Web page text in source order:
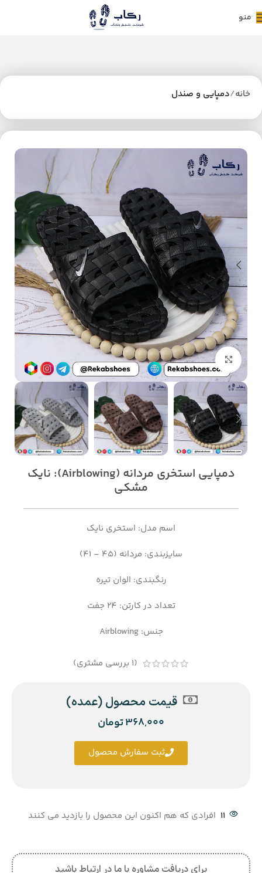
منو
خانه دمپایی و صندل
11 افرادی که هم اکنون این محصول را بازدید می کنند
برای دریافت مشاوره با ما در ارتباط باشید
دمپایی استخری مردانه (Airblowing): نایک
مشکی
اسم مدل: استخری نایک
سایزبندی: مردانه (45 – 41)
رنگبندی: الوان تیره
تعداد در کارتن: 24 جفت
جنس: Airblowing
(
1 بررسی مشتری)
قیمت محصول (عمده)
368,000تومان
ثبت سفارش محصول
بزرگنمایی تصویر